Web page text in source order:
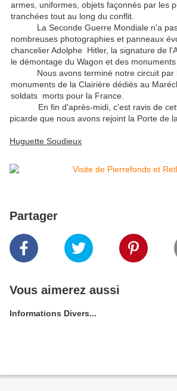
armes, uniformes, objets façonnés par les
tranchées tout au long du conflit.
La Seconde Guerre Mondiale n'a pas
nombreuses photographies et panneaux
chancelier Adolphe Hitler, la signature de
le démontage du Wagon et des
Nous avons terminé notre circuit par
monuments de la Clairière dédiés au
soldats morts pour la France.
En fin d'après-midi, c'est ravis de
picarde que nous avons rejoint la Porte de
Huguette Soudieux
Partager
Vous aimerez aussi
Informations Divers...